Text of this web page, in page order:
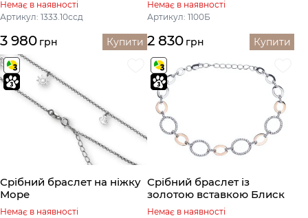
Немає в наявності
Артикул: 1333.10ссд
3 980 грн Купити
Немає в наявності
Артикул: 1100Б
2 830 грн Купити
Срібний браслет на ніжку
Море
Немає в наявності
Срібний браслет із
золотою вставкою Блиск
Немає в наявності